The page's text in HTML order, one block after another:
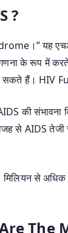
?
यह
के रूप में
सकते हैं। HIV
की संभावना
से AIDS
से
The